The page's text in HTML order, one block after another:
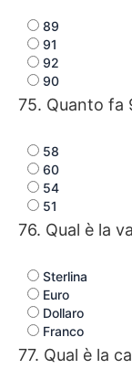
89
91
92
90
75. Quanto fa
58
60
54
51
76. Qual è la
Sterlina
Euro
Dollaro
Franco
77. Qual è la